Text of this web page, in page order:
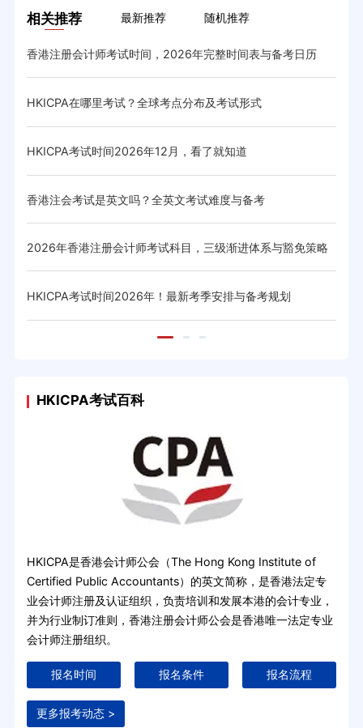
相关推荐 最新推荐 随机推荐
香港注册会计师考试时间，2026年完整时间表与备考日历
HKICPA在哪里考试？全球考点分布及考试形式
HKICPA考试时间2026年12月，看了就知道
香港注会考试是英文吗？全英文考试难度与备考
2026年香港注册会计师考试科目，三级渐进体系与豁免策略
HKICPA考试时间2026年！最新考季安排与备考规划
HKICPA考试百科
HKICPA是香港会计师公会（The Hong Kong Institute of
Certified Public Accountants）的英文简称，是香港法定专
业会计师注册及认证组织，负责培训和发展本港的会计专业，
并为行业制订准则，香港注册会计师公会是香港唯一法定专业
会计师注册组织。
报名时间 报名条件 报名流程
更多报考动态 >